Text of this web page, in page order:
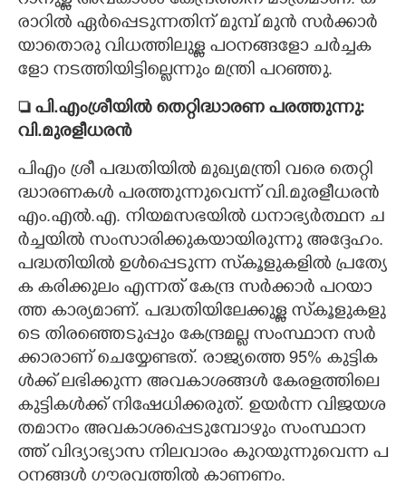
രാ​റി​ൽ​ ​ഏ​ർ​പ്പെ​ടു​ന്ന​തി​ന് ​മു​മ്പ് ​മു​ൻ​ ​സ​ർ​ക്കാ​ർ​ ​
യാ​തൊ​രു​ ​വി​ധ​ത്തി​ലു​ള്ള​ ​പ​ഠ​ന​ങ്ങ​ളോ​ ​ച​ർ​ച്ച​ക​
ളോ​ ​ന​ട​ത്തി​യി​ട്ടി​ല്ലെ​ന്നും​ ​മ​ന്ത്രി​ ​പ​റ​ഞ്ഞു.
 പി.​എം​ശ്രീ​യി​ൽ​ ​തെ​റ്റി​ദ്ധാ​രണ പ​ര​ത്തു​ന്നു​:​ ​
വി.​മു​ര​ളീ​ധ​രൻ
പി​എം​ ​ശ്രീ​ ​പ​ദ്ധ​തി​യി​ൽ​ ​മു​ഖ്യ​മ​ന്ത്രി​ ​വ​രെ​ ​തെ​റ്റി​
ദ്ധാ​ര​ണ​ക​ൾ​ ​പ​ര​ത്തു​ന്നു​വെ​ന്ന് ​വി.​മു​ര​ളീ​ധ​ര​ൻ​ ​
എം.​എ​ൽ.​എ.​ ​നി​യ​മ​സ​ഭ​യി​ൽ​ ​ധ​നാ​ഭ്യ​ർ​ത്ഥ​ന​ ​ച​
ർ​ച്ച​യി​ൽ​ ​സം​സാ​രി​ക്കു​ക​യാ​യി​രു​ന്നു​ ​അ​ദ്ദേ​ഹം.​ ​
പ​ദ്ധ​തി​യി​ൽ​ ​ഉ​ൾ​പ്പെ​ടു​ന്ന​ ​സ്‌​കൂ​ളു​ക​ളി​ൽ​ ​പ്ര​ത്യേ​
ക​ ​ക​രി​ക്കു​ലം​ ​എ​ന്ന​ത് ​കേ​ന്ദ്ര​ ​സ​ർ​ക്കാ​ർ​ ​പ​റ​യാ​
ത്ത​ ​കാ​ര്യ​മാ​ണ്.​ ​പ​ദ്ധ​തി​യി​ലേ​ക്കു​ള്ള​ ​സ്‌​കൂ​ളു​ക​ളു​
ടെ​ ​തി​ര​ഞ്ഞെ​ടു​പ്പും​ ​കേ​ന്ദ്ര​മ​ല്ല​ ​സം​സ്ഥാ​ന​ ​സ​ർ​
ക്കാ​രാ​ണ് ​ചെ​യ്യേ​ണ്ട​ത്.​ ​രാ​ജ്യ​ത്തെ​ 95​%​ ​കു​ട്ടി​ക​
ൾ​ക്ക് ​ല​ഭി​ക്കു​ന്ന​ ​അ​വ​കാ​ശ​ങ്ങ​ൾ​ ​കേ​ര​ള​ത്തി​ലെ​ ​
കു​ട്ടി​ക​ൾ​ക്ക് ​നി​ഷേ​ധി​ക്ക​രു​ത്.​ ​ഉ​യ​ർ​ന്ന​ ​വി​ജ​യ​ശ​
ത​മാ​നം​ ​അ​വ​കാ​ശ​പ്പെ​ടു​മ്പോ​ഴും​ ​സം​സ്ഥാ​ന​
ത്ത് ​വി​ദ്യാ​ഭ്യാ​സ​ ​നി​ല​വാ​രം​ ​കു​റ​യു​ന്നു​വെ​ന്ന​ ​പ​
ഠ​ന​ങ്ങ​ൾ​ ​ഗൗ​ര​വ​ത്തി​ൽ​ ​കാ​ണ​ണം.